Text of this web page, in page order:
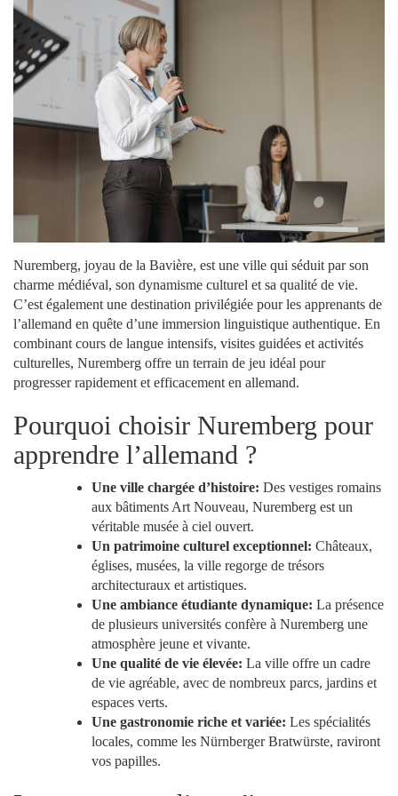
Nuremberg, joyau de la Bavière, est une ville qui séduit par son
charme médiéval, son dynamisme culturel et sa qualité de vie.
C’est également une destination privilégiée pour les apprenants de
l’allemand en quête d’une immersion linguistique authentique. En
combinant cours de langue intensifs, visites guidées et activités
culturelles, Nuremberg offre un terrain de jeu idéal pour
progresser rapidement et efficacement en allemand.
Pourquoi choisir Nuremberg pour
apprendre l’allemand ?
Une ville chargée d’histoire: Des vestiges romains
aux bâtiments Art Nouveau, Nuremberg est un
véritable musée à ciel ouvert.
Un patrimoine culturel exceptionnel: Châteaux,
églises, musées, la ville regorge de trésors
architecturaux et artistiques.
Une ambiance étudiante dynamique: La présence
de plusieurs universités confère à Nuremberg une
atmosphère jeune et vivante.
Une qualité de vie élevée: La ville offre un cadre
de vie agréable, avec de nombreux parcs, jardins et
espaces verts.
Une gastronomie riche et variée: Les spécialités
locales, comme les Nürnberger Bratwürste, raviront
vos papilles.